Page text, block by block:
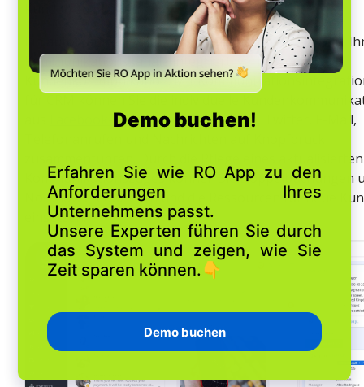
Ein automatisiertes Kommunikationssystem, das alle
Kommunikationskanäle integriert, verbessert die
Kundenkommunikation. Mit
für CRM können Sie die individuelle
Facebook-Nachrichten,Instagram
, Twitter, E-Mail,
zusammenführen. Durch die Pflege eines aktualisierten
Kommunikationszuges können Sie Doppelbuchungen
No-Shows reduzieren und die Ressourcen für neue
einsetzen.